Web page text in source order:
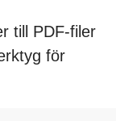
till PDF-filer
för